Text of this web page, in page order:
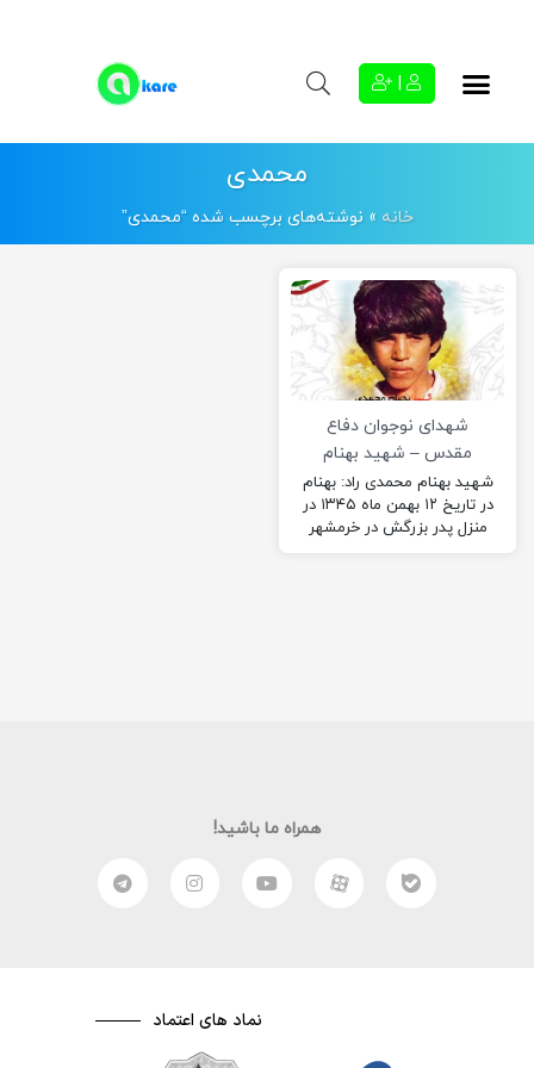
محمدی
خانه » نوشته‌های برچسب شده “محمدی”
شهدای نوجوان دفاع
مقدس – شهید بهنام
محمدی
شهید بهنام محمدی راد: بهنام
در تاریخ ۱۲ بهمن ماه ۱۳۴۵ در
منزل پدر بزرگش در خرمشهر
همراه ما باشید!
نماد های اعتماد